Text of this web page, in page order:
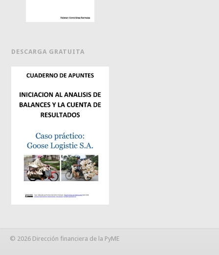
DESCARGA GRATUITA
© 2026 Dirección financiera de la PyME